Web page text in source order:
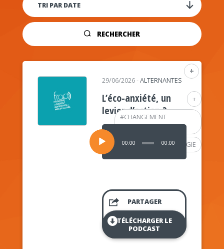
RECHERCHER
+
+
#CHANGEMENT
CLIMATIQUE
#PSYCHOLOGIE
29/06/2026-ALTERNANTES
L’éco-anxiété, un
levier d’action ?
Lecteur
audio
00:00 00:00
PARTAGER
TÉLÉCHARGER LE
PODCAST